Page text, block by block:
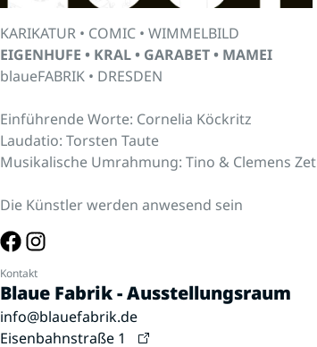
KARIKATUR • COMIC • WIMMELBILD
EIGENHUFE • KRAL • GARABET • MAMEI
blaueFABRIK • DRESDEN
Einführende Worte: Cornelia Köckritz
Laudatio: Torsten Taute
Musikalische Umrahmung: Tino & Clemens Zet
Die Künstler werden anwesend sein
Kontakt
Blaue Fabrik - Ausstellungsraum
info@blauefabrik.de
Eisenbahnstraße 1